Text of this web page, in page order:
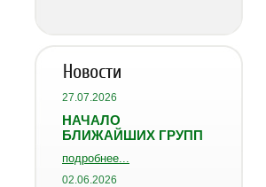
Новости
27.07.2026
НАЧАЛО
БЛИЖАЙШИХ ГРУПП
подробнее...
02.06.2026